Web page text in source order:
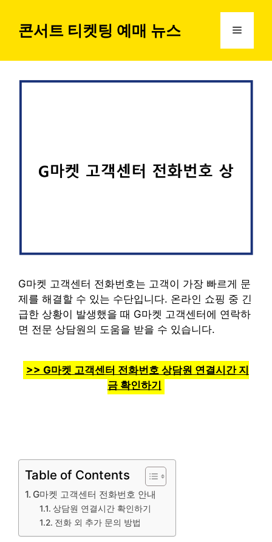
콘서트 티켓팅 예매 뉴스 메
G마켓 고객센터 전화번호는 고객이 가장 빠르게 문
제를 해결할 수 있는 수단입니다. 온라인 쇼핑 중 긴
급한 상황이 발생했을 때 G마켓 고객센터에 연락하
면 전문 상담원의 도움을 받을 수 있습니다.
>> G마켓 고객센터 전화번호 상담원 연결시간 지
금 확인하기
Table of Contents
G마켓 고객센터 전화번호 안내
상담원 연결시간 확인하기
전화 외 추가 문의 방법